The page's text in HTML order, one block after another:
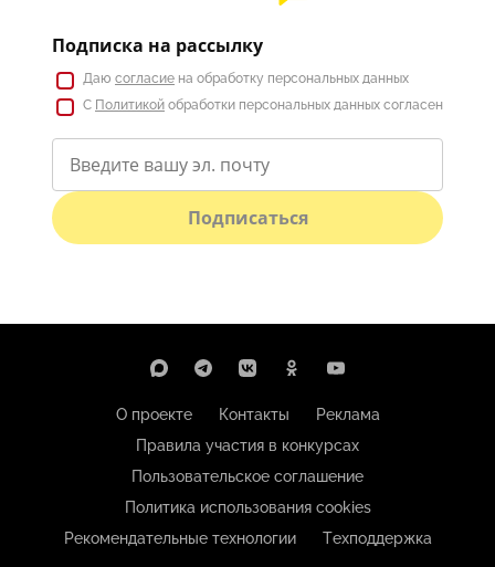
Подписка на рассылку
Даю согласие на обработку персональных данных
С Политикой обработки персональных данных согласен
Подписаться
О проекте Контакты
Реклама
Правила участия в конкурсах
Пользовательское соглашение
Политика использования cookies
Рекомендательные технологии
Техподдержка